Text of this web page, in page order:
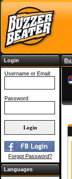
Login
Username or Email:
Password
Forgot Password?
Languages